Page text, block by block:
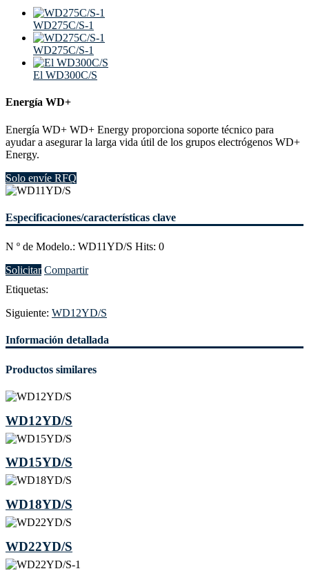
WD275C/S-1
WD275C/S-1
El WD300C/S
Energía WD+
Energía WD+ WD+ Energy proporciona soporte técnico para
ayudar a asegurar la larga vida útil de los grupos electrógenos WD+
Energy.
Solo envíe RFQ
Especificaciones/características clave
N º de Modelo.: WD11YD/S Hits: 0
Solicitar Compartir
Etiquetas:
Siguiente: WD12YD/S
Información detallada
Productos similares
WD12YD/S
WD15YD/S
WD18YD/S
WD22YD/S